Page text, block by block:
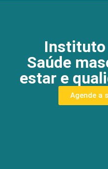
Instituto
Saúde
estar e
Agende a